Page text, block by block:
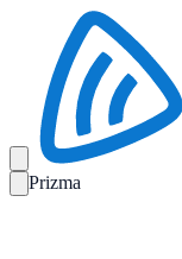
Prizma